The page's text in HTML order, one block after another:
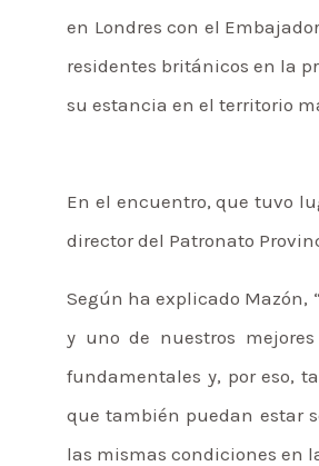
en Londres con el
residentes británicos en la
su estancia en el territorio
En el encuentro, que tuvo
director del Patronato
Según ha explicado Mazón,
y uno de nuestros
fundamentales y, por eso,
que también puedan estar
las mismas condiciones en